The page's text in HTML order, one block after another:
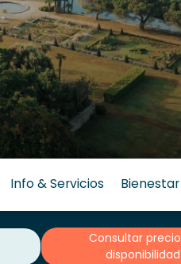
Info & Servicios Bienestar
Consultar
disponibilidad